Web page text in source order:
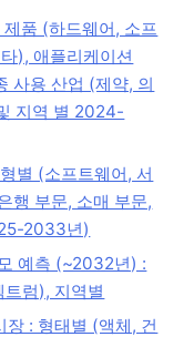
품 (하드웨어, 소프
), 애플리케이션
사용 산업 (제약, 의
지역 별 2024-
별 (소프트웨어, 서
행 부문, 소매 부문,
2033년)
예측 (~2032년) :
럼), 지역별
장 : 형태별 (액체, 건